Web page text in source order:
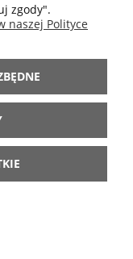
zgody".
naszej Polityce